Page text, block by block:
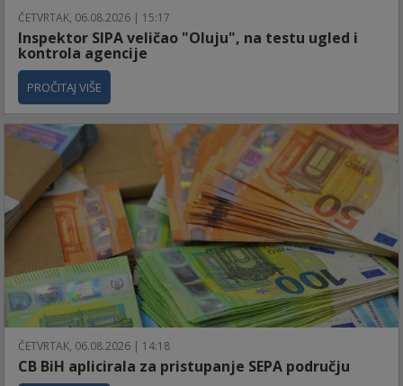
ČETVRTAK, 06.08.2026 | 15:17
Inspektor SIPA veličao "Oluju", na testu ugled i
kontrola agencije
PROČITAJ VIŠE
ČETVRTAK, 06.08.2026 | 14:18
CB BiH aplicirala za pristupanje SEPA području